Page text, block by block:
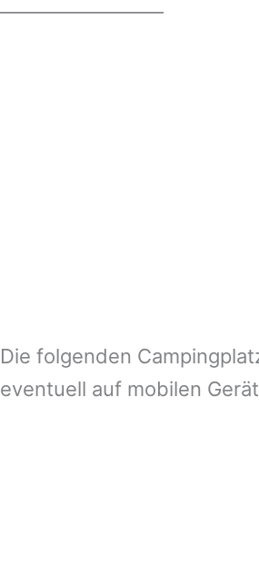
Die folgenden
eventuell auf mobilen